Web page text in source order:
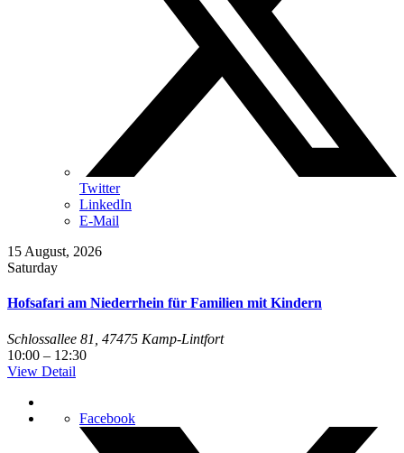
Twitter
LinkedIn
E-Mail
15 August, 2026
Saturday
Hofsafari am Niederrhein für Familien mit Kindern
Schlossallee 81, 47475 Kamp-Lintfort
10:00 – 12:30
View Detail
Facebook